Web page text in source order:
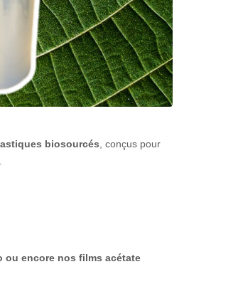
biosourcés, conçus pour
.
ou encore nos films acétate